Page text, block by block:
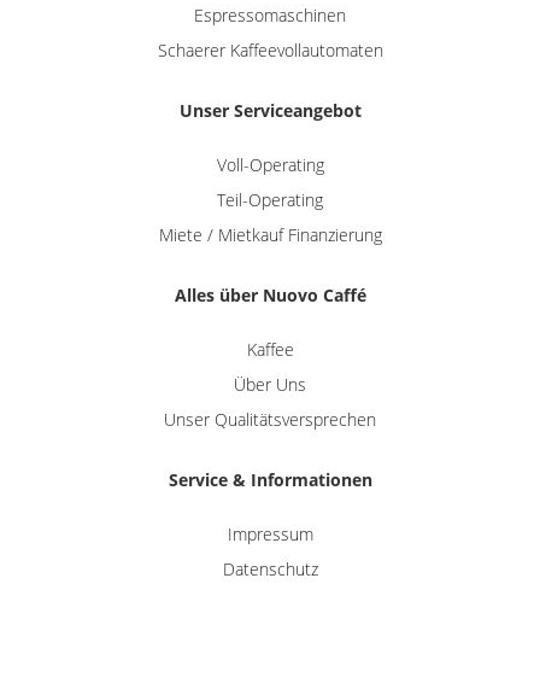
Espressomaschinen
Schaerer Kaffeevollautomaten
Unser Serviceangebot
Voll-Operating
Teil-Operating
Miete / Mietkauf Finanzierung
Alles über Nuovo Caffé
Kaffee
Über Uns
Unser Qualitätsversprechen
Service & Informationen
Impressum
Datenschutz